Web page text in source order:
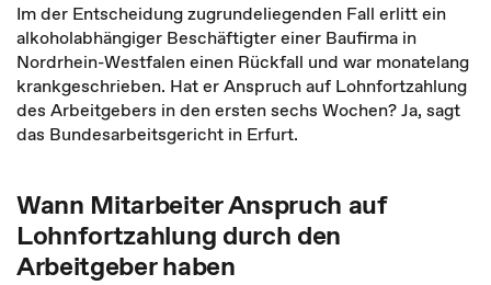
Im der Entscheidung zugrundeliegenden Fall erlitt ein
alkoholabhängiger Beschäftigter einer Baufirma in
Nordrhein-Westfalen einen Rückfall und war monatelang
krankgeschrieben. Hat er Anspruch auf Lohnfortzahlung
des Arbeitgebers in den ersten sechs Wochen? Ja, sagt
das Bundesarbeitsgericht in Erfurt.
Wann Mitarbeiter Anspruch auf
Lohnfortzahlung durch den
Arbeitgeber haben